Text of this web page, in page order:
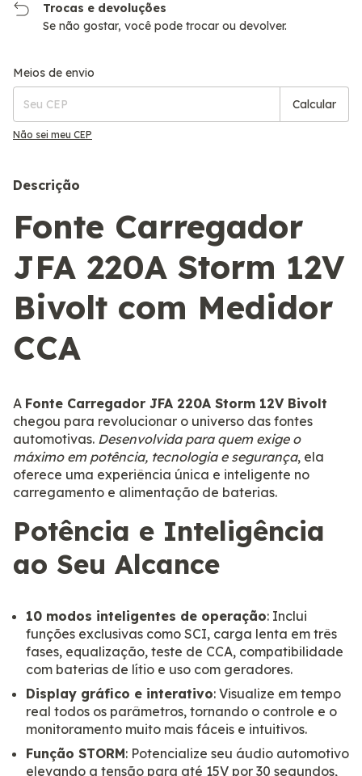
Trocas e devoluções
Se não gostar, você pode trocar ou devolver.
Entregas para o CEP:
Meios de envio
Calcular
Não sei meu CEP
Descrição
Fonte Carregador
JFA 220A Storm 12V
Bivolt com Medidor
CCA
A Fonte Carregador JFA 220A Storm 12V Bivolt
chegou para revolucionar o universo das fontes
automotivas. Desenvolvida para quem exige o
máximo em potência, tecnologia e segurança, ela
oferece uma experiência única e inteligente no
carregamento e alimentação de baterias.
Potência e Inteligência
ao Seu Alcance
10 modos inteligentes de operação: Inclui
funções exclusivas como SCI, carga lenta em três
fases, equalização, teste de CCA, compatibilidade
com baterias de lítio e uso com geradores.
Display gráfico e interativo: Visualize em tempo
real todos os parâmetros, tornando o controle e o
monitoramento muito mais fáceis e intuitivos.
Função STORM: Potencialize seu áudio automotivo
elevando a tensão para até 15V por 30 segundos,